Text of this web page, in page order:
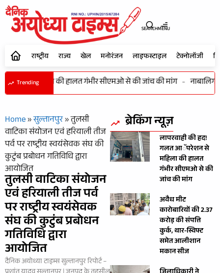
SEARCHMENU
राष्ट्रीय राज्य खेल मनोरंजन लाइफस्टाइल टेक्नोलॉजी
Trending
से महिला की हालत गंभीर सीएमओ से की जांच की मांग - नाबालिग
Home»सुल्तानपुर»तुलसी
वाटिका संयोजन एवं हरियाली तीज
पर्व पर राष्ट्रीय स्वयंसेवक संघ की
कुटुंब प्रबोधन गतिविधि द्वारा
आयोजित
तुलसी वाटिका संयोजन
एवं हरियाली तीज पर्व
पर राष्ट्रीय स्वयंसेवक
संघ की कुटुंब प्रबोधन
गतिविधि द्वारा
आयोजित
दैनिक अयोध्या टाइम्स सुल्तानपुर रिपोर्ट –
ब्रेकिंग न्यूज़
लापरवाही की हद!
गलत आॅपरेशन से
महिला की हालत
गंभीर सीएमओ से की
जांच की मांग
अवैध मीट
कारोबारियों की 2.37
करोड़ की संपत्ति
कुर्क, थार-स्विफ्ट
समेत आलीशान
मकान सीज